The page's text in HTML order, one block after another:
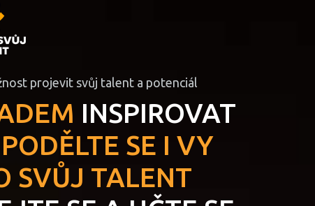
projevit svůj talent a potenciál
INSPIROVAT
PODĚLTE SE I VY
SVŮJ TALENT